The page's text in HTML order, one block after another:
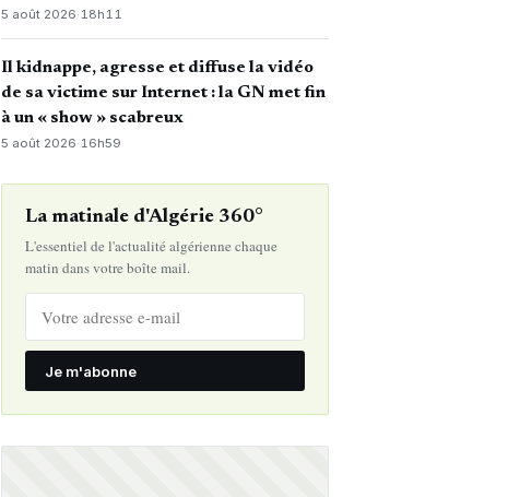
5 août 2026·18h11
Il kidnappe, agresse et diffuse la vidéo
de sa victime sur Internet : la GN met fin
à un « show » scabreux
5 août 2026· 16h59
La matinale d'Algérie 360°
L'essentiel de l'actualité algérienne chaque
matin dans votre boîte mail.
Je m'abonne